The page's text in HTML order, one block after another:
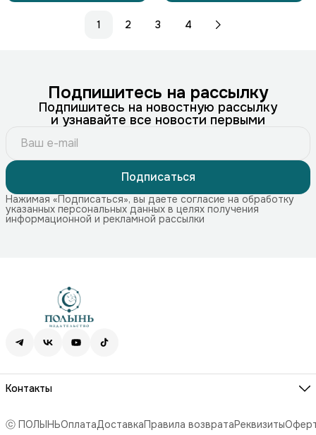
1 2 3 4
Подпишитесь на рассылку
Подпишитесь на новостную рассылку
и узнавайте все новости первыми
Подписаться
Нажимая «Подписаться», вы даете согласие на обработку
указанных персональных данных в целях получения
информационной и рекламной рассылки
Контакты
Телефон
ⓒ ПОЛЫНЬОплатаДоставкаПравила возвратаРеквизиты